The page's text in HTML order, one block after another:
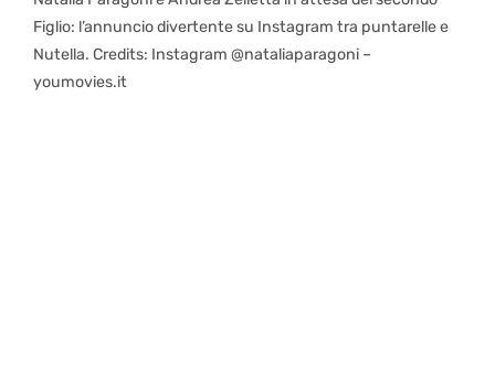
Figlio: l’annuncio divertente su Instagram tra puntarelle e
Nutella. Credits: Instagram @nataliaparagoni –
youmovies.it